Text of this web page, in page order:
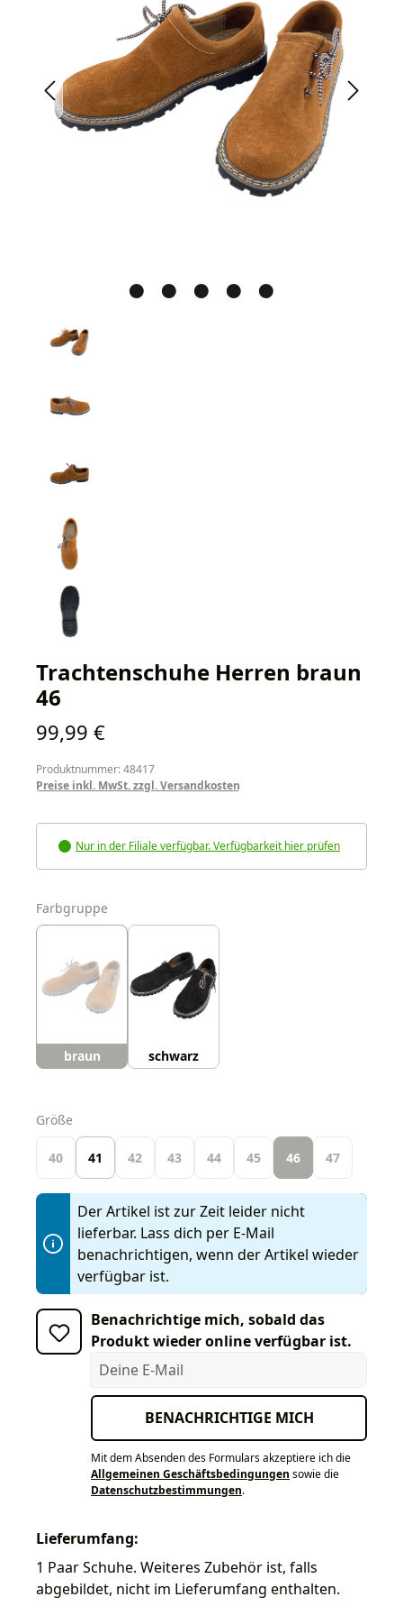
Trachtenschuhe Herren braun
46
Regulärer Preis:
99,99 €
Produktnummer: 48417
Preise inkl. MwSt. zzgl. Versandkosten
Nur in der Filiale verfügbar. Verfügbarkeit hier prüfen
Farbgruppe
braun schwarz
Größe
40 41 42 43 44 45 46 47
Der Artikel ist zur Zeit leider nicht
lieferbar. Lass dich per E-Mail
benachrichtigen, wenn der Artikel wieder
verfügbar ist.
Benachrichtige mich, sobald das
Produkt wieder online verfügbar ist.
Deine E-Mail
BENACHRICHTIGE MICH
Mit dem Absenden des Formulars akzeptiere ich die
Allgemeinen Geschäftsbedingungen sowie die
Datenschutzbestimmungen.
Lieferumfang:
1 Paar Schuhe. Weiteres Zubehör ist, falls
abgebildet, nicht im Lieferumfang enthalten.